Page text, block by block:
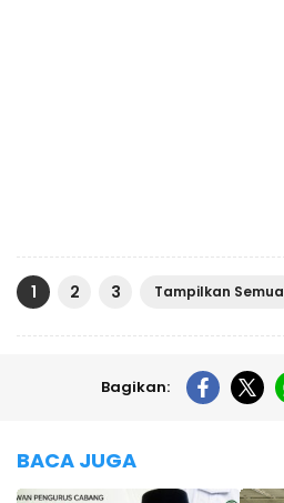
1 2 3 Tampilkan Semua
Bagikan:
BACA JUGA